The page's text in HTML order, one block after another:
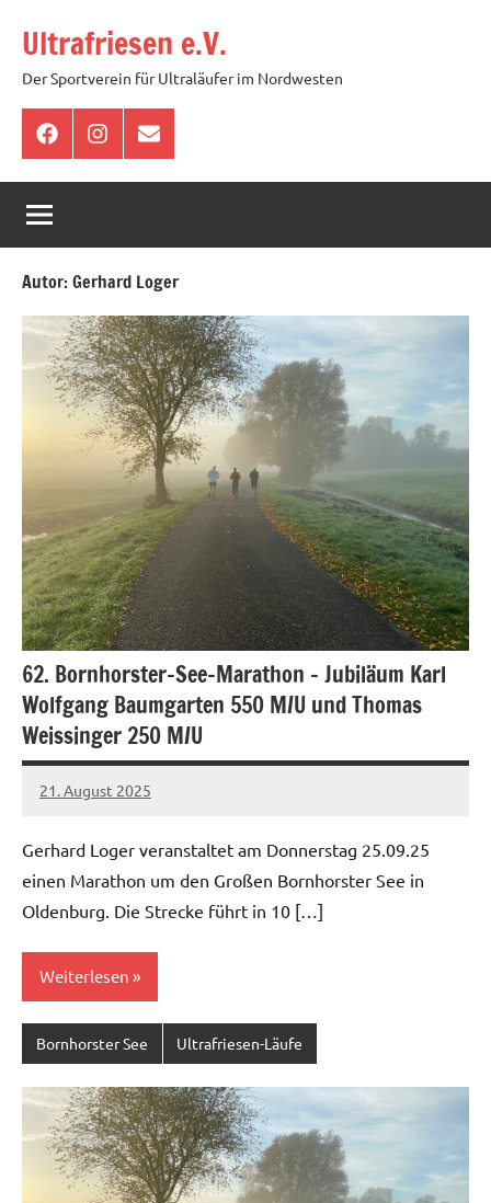
Inhalt
springen
Ultrafriesen e.V.
Der Sportverein für Ultraläufer im Nordwesten
FacebookInstagram
E-
Mail
Autor:Gerhard Loger
62. Bornhorster-See-Marathon – Jubiläum Karl
Wolfgang Baumgarten 550 M/U und Thomas
Weissinger 250 M/U
21. August 2025
Gerhard
Keine
Gerhard Loger veranstaltet am Donnerstag 25.09.25
einen Marathon um den Großen Bornhorster See in
Oldenburg. Die Strecke führt in 10 […]
Weiterlesen
Bornhorster See Ultrafriesen-Läufe